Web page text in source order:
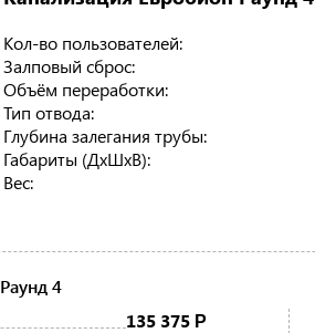
Кол-во пользователей:
Залповый сброс:
Объём переработки:
Тип отвода:
Глубина залегания трубы:
Габариты (ДхШхВ):
Вес:
4
135 375 Р